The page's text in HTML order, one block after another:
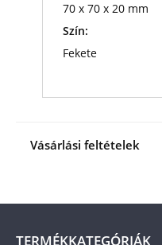
70 x 70 x 20 mm
Szín:
Fekete
Vásárlási feltételek
éremtartó
postaköltség).A
TERMÉKKATEGÓRIÁK